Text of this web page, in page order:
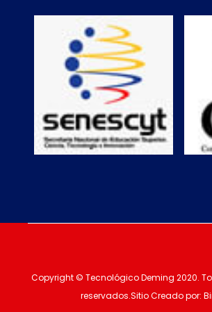
Copyright © Tecnológico Deming 2020.
reservados.Sitio Creado por: